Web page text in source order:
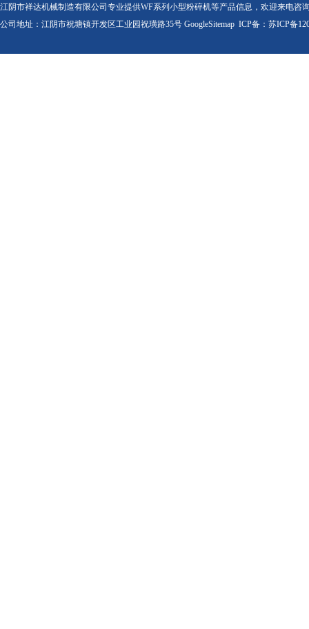
江阴市祥达机械制造有限公司专业提供WF系列小型粉碎机等产品信息，欢迎来电咨
公司地址：江阴市祝塘镇开发区工业园祝璜路35号 GoogleSitemap ICP备： 苏ICP备